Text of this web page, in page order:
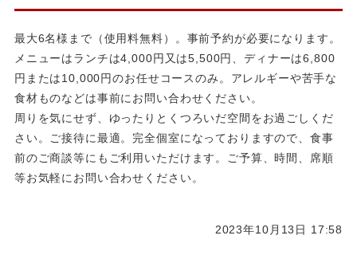
最大6名様まで（使用料無料）。事前予約が必要になります。
メニューはランチは4,000円又は5,500円、ディナーは6,800
円または10,000円のお任せコースのみ。アレルギーや苦手な
食材ものなどは事前にお問い合わせください。
周りを気にせず、ゆったりとくつろいだ空間をお過ごしくだ
さい。ご接待に最適。完全個室になっておりますので、食事
前のご商談等にもご利用いただけます。ご予算、時間、席順
等お気軽にお問い合わせください。
2023年10月13日 17:58